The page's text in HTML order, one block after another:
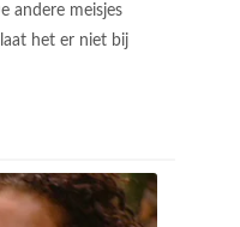
andere meisjes
het er niet bij